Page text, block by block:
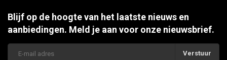
Blijf op de hoogte van het laatste nieuws en
aanbiedingen. Meld je aan voor onze nieuwsbrief.
Verstuur